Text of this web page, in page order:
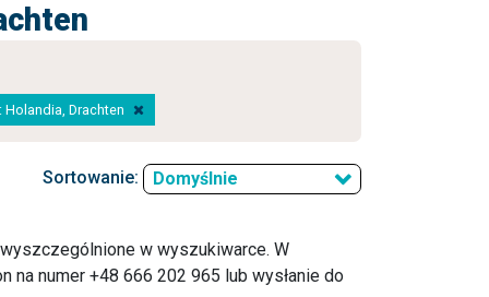
Holandia, Drachten
Sortowanie: Domyślnie
w wyszukiwarce. W
numer +48 666 202 965 lub wysłanie do